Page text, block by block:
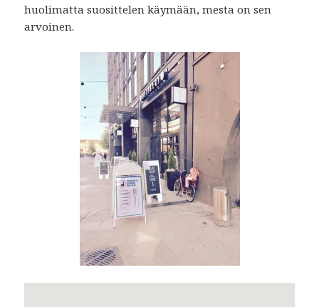
huolimatta suosittelen käymään, mesta on sen
arvoinen.